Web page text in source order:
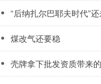
“后纳扎尔巴耶夫时代”
煤改气还要稳
壳牌拿下批发资质带来